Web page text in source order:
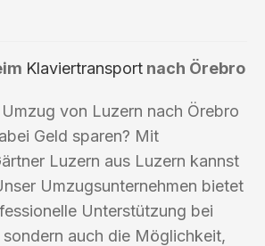
Klaviertransport nach Örebro
von Luzern nach Örebro
Geld sparen? Mit
Luzern aus Luzern kannst
Umzugsunternehmen bietet
Unterstützung bei
auch die Möglichkeit,